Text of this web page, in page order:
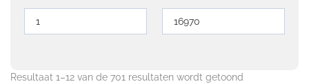
Resultaat 1–12 van de 701 resultaten wordt getoond